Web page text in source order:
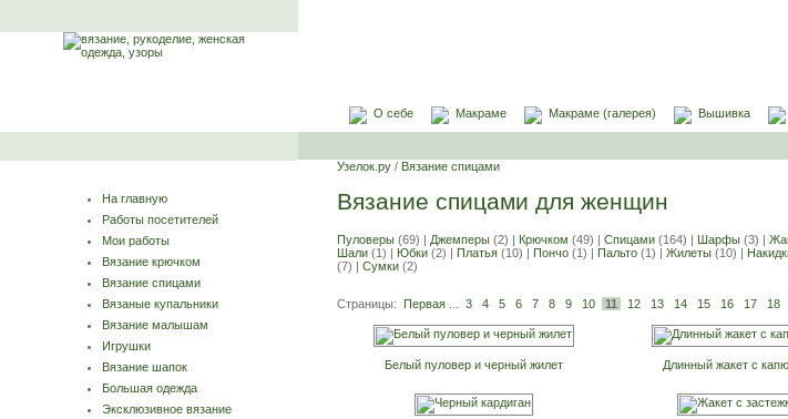
О себе
Макраме Макраме (галерея) Вышивка
На главную
Работы посетителей
Мои работы
Вязание крючком
Вязание спицами
Вязаные купальники
Вязание малышам
Игрушки
Вязание шапок
Большая одежда
Эксклюзивное вязание
Узелок.ру / Вязание спицами
Вязание спицами для женщин
Пуловеры (69) | Джемперы (2) | Крючком (49) | Спицами (164) | Шарфы (3) |
Шали (1) | Юбки (2) | Платья (10) | Пончо (1) | Пальто (1) | Жилеты (10) |
(7) | Сумки (2)
Страницы: Первая 3 4 5 6 7 8 9 10 11 12 13 14 15 16 17 18
Белый пуловер и черный жилет Длинный жакет с